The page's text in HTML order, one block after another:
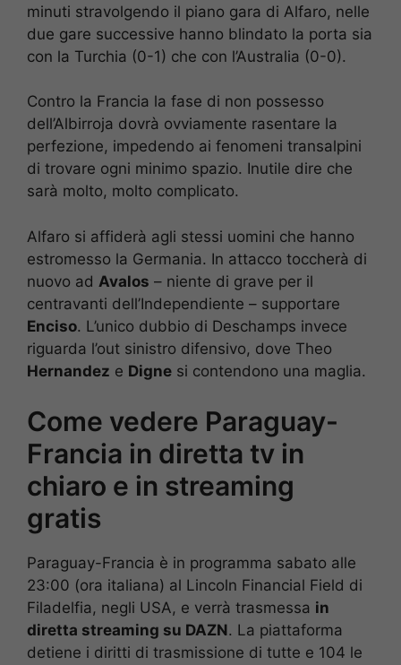
minuti stravolgendo il piano gara di Alfaro, nelle
due gare successive hanno blindato la porta sia
con la Turchia (0-1) che con l’Australia (0-0).
Contro la Francia la fase di non possesso
dell’Albirroja dovrà ovviamente rasentare la
perfezione, impedendo ai fenomeni transalpini
di trovare ogni minimo spazio. Inutile dire che
sarà molto, molto complicato.
Alfaro si affiderà agli stessi uomini che hanno
estromesso la Germania. In attacco toccherà di
nuovo ad Avalos – niente di grave per il
centravanti dell’Independiente – supportare
Enciso. L’unico dubbio di Deschamps invece
riguarda l’out sinistro difensivo, dove Theo
Hernandez e Digne si contendono una maglia.
Come vedere Paraguay-
Francia in diretta tv in
chiaro e in streaming
gratis
Paraguay-Francia è in programma sabato alle
23:00 (ora italiana) al Lincoln Financial Field di
Filadelfia, negli USA, e verrà trasmessa in
diretta streaming su DAZN. La piattaforma
detiene i diritti di trasmissione di tutte e 104 le